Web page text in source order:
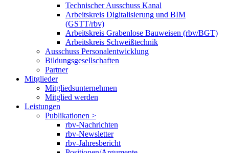
Technischer Ausschuss Kanal
Arbeitskreis Digitalisierung und BIM
(GSTT/rbv)
Arbeitskreis Grabenlose Bauweisen (rbv/BGT)
Arbeitskreis Schweißtechnik
Ausschuss Personalentwicklung
Bildungsgesellschaften
Partner
Mitglieder
Mitgliedsunternehmen
Mitglied werden
Leistungen
Publikationen >
rbv-Nachrichten
rbv-Newsletter
rbv-Jahresbericht